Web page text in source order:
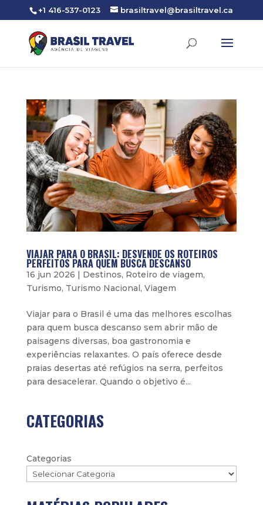
+1 416-537-0123 brasiltravel@brasiltravel.ca
VIAJAR PARA O BRASIL: DESVENDE OS ROTEIROS
PERFEITOS PARA QUEM BUSCA DESCANSO
16 jun 2026 Destinos, Roteiro de viagem,
Turismo, Turismo Nacional , Viagem
Viajar para o Brasil é uma das melhores escolhas
para quem busca descanso sem abrir mão de
paisagens diversas, boa gastronomia e
experiências relaxantes. O país oferece desde
praias desertas até refúgios na serra, perfeitos
para desacelerar. Quando o objetivo é...
CATEGORIAS
Categorias